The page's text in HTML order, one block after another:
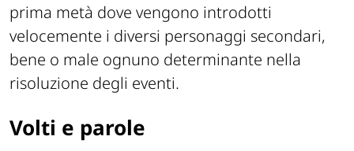
prima metà dove vengono introdotti
velocemente i diversi personaggi secondari,
bene o male ognuno determinante nella
risoluzione degli eventi.
Volti e parole